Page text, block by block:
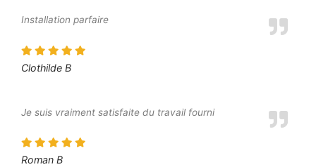
Installation parfaire
Clothilde B
Je suis vraiment satisfaite du travail fourni
Roman B